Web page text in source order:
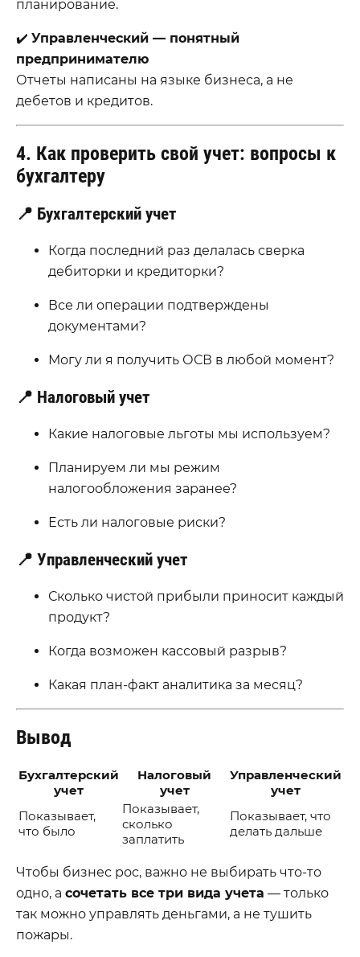
планирование.
✔️ Управленческий — понятный
предпринимателю
Отчеты написаны на языке бизнеса, а не
дебетов и кредитов.
4. Как проверить свой учет: вопросы к
бухгалтеру
📍 Бухгалтерский учет
Когда последний раз делалась сверка
дебиторки и кредиторки?
Все ли операции подтверждены
документами?
Могу ли я получить ОСВ в любой момент?
📍 Налоговый учет
Какие налоговые льготы мы используем?
Планируем ли мы режим
налогообложения заранее?
Есть ли налоговые риски?
📍 Управленческий учет
Сколько чистой прибыли приносит каждый
продукт?
Когда возможен кассовый разрыв?
Какая план-факт аналитика за месяц?
Вывод
Бухгалтерский
учет
Налоговый
учет
Управленческий
учет
Показывает,
что было
Показывает,
сколько
заплатить
Показывает, что
делать дальше
Чтобы бизнес рос, важно не выбирать что-то
одно, а сочетать все три вида учета — только
так можно управлять деньгами, а не тушить
пожары.